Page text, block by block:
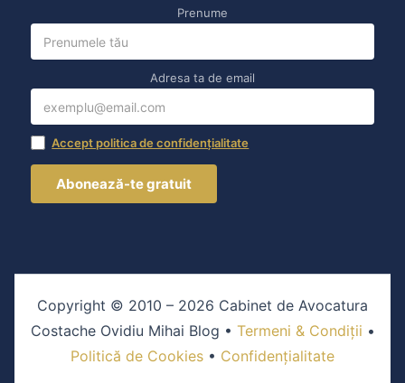
Prenume
Adresa ta de email
Accept politica de confidențialitate
Copyright © 2010 – 2026 Cabinet de Avocatura
Costache Ovidiu Mihai Blog • Termeni & Condiții •
Politică de Cookies • Confidențialitate